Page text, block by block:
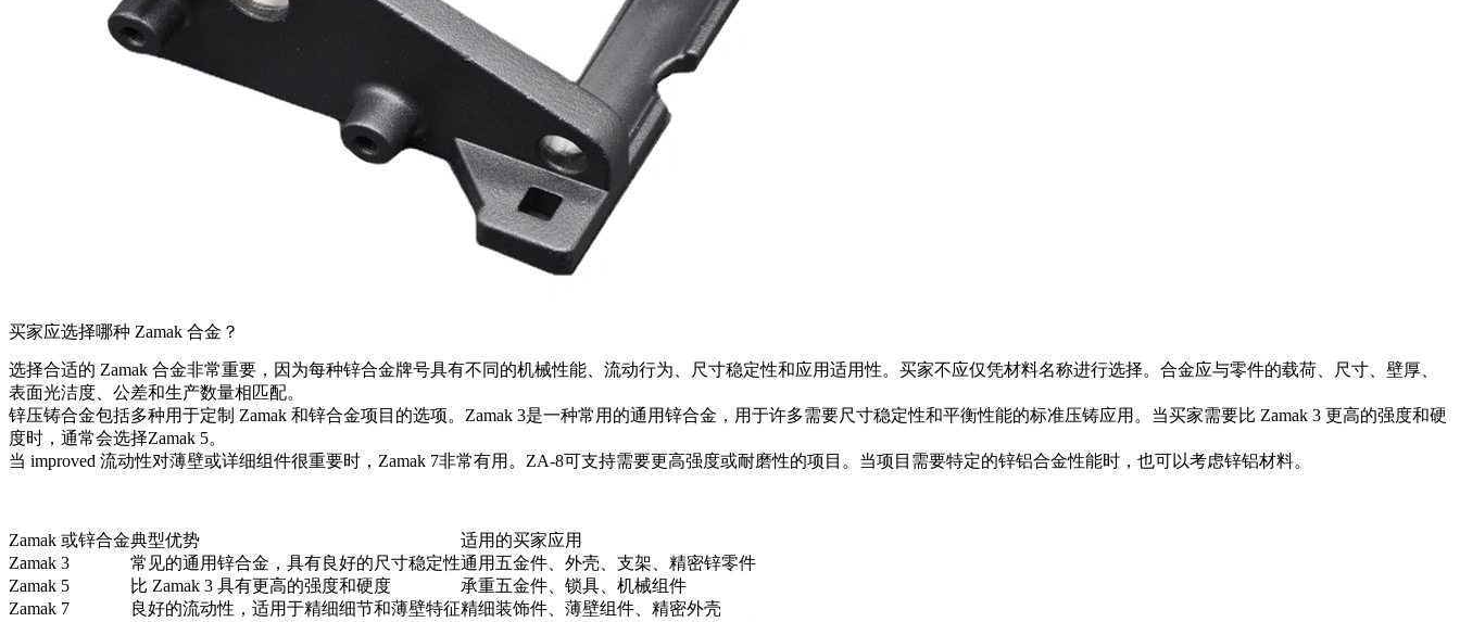
买家应选择哪种 Zamak 合金？
选择合适的 Zamak 合金非常重要，因为每种锌合金牌号具有不同的机械性能、流动行为、尺寸稳定性和应用适用性。买家不应仅凭材料名称进行选择。合金应与零件的载荷、尺寸、壁厚、
表面光洁度、公差和生产数量相匹配。
锌压铸合金包括多种用于定制 Zamak 和锌合金项目的选项。 Zamak 3是一种常用的通用锌合金，用于许多需要尺寸稳定性和平衡性能的标准压铸应用。当买家需要比 Zamak 3 更高的强度和硬
度时，通常会选择Zamak 5。
当 improved 流动性对薄壁或详细组件很重要时， Zamak 7非常有用。 ZA-8可支持需要更高强度或耐磨性的项目。当项目需要特定的锌铝合金性能时，也可以考虑锌铝材料。
Zamak 或锌合金典型优势
适用的买家应用
Zamak 3
常见的通用锌合金，具有良好的尺寸稳定性通用五金件、外壳、支架、精密锌零件
Zamak 5
比 Zamak 3 具有更高的强度和硬度
承重五金件、锁具、机械组件
Zamak 7
良好的流动性，适用于精细细节和薄壁特征精细装饰件、薄壁组件、精密外壳